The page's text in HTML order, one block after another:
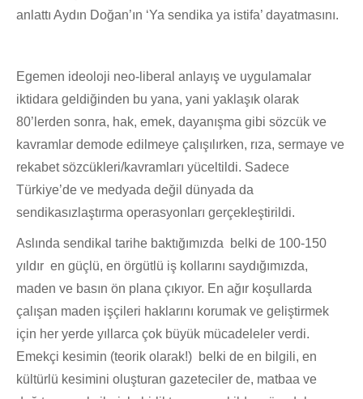
anlattı Aydın Doğan’ın ‘Ya sendika ya istifa’ dayatmasını.
Egemen ideoloji neo-liberal anlayış ve uygulamalar
iktidara geldiğinden bu yana, yani yaklaşık olarak
80’lerden sonra, hak, emek, dayanışma gibi sözcük ve
kavramlar demode edilmeye çalışılırken, rıza, sermaye ve
rekabet sözcükleri/kavramları yüceltildi. Sadece
Türkiye’de ve medyada değil dünyada da
sendikasızlaştırma operasyonları gerçekleştirildi.
Aslında sendikal tarihe baktığımızda belki de 100-150
yıldır en güçlü, en örgütlü iş kollarını saydığımızda,
maden ve basın ön plana çıkıyor. En ağır koşullarda
çalışan maden işçileri haklarını korumak ve geliştirmek
için her yerde yıllarca çok büyük mücadeleler verdi.
Emekçi kesimin (teorik olarak!) belki de en bilgili, en
kültürlü kesimini oluşturan gazeteciler de, matbaa ve